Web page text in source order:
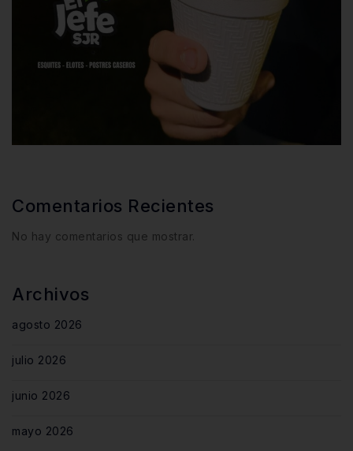
Comentarios Recientes
No hay comentarios que mostrar.
Archivos
agosto 2026
julio 2026
junio 2026
mayo 2026